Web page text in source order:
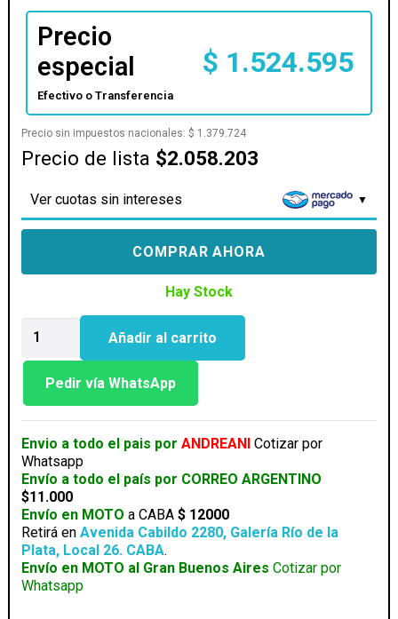
Precio
especial
Efectivo o Transferencia
$ 1.524.595
Precio sin impuestos nacionales:$ 1.379.724
Precio de lista $2.058.203
Ver cuotas sin intereses
COMPRAR AHORA
Hay Stock
DE
VIDEO
ASUS
O
16GB
EVO
cantidad
Añadir al carrito
Pedir vía WhatsApp
Envio a todo el pais por ANDREANI Cotizar por
Whatsapp
Envío a todo el país por CORREO ARGENTINO
$11.000
Envío en MOTO a CABA$ 12000
Retirá enAvenida Cabildo 2280, Galería Río de la
Plata, Local 26. CABA.
Envío en MOTO al Gran Buenos Aires Cotizar por
Whatsapp